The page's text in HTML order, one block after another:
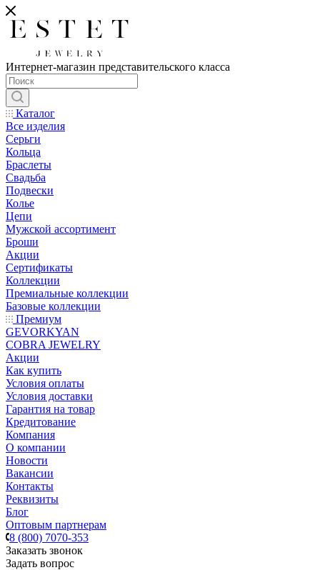
Интернет-магазин представительского класса
Каталог
Все изделия
Серьги
Кольца
Браслеты
Свадьба
Подвески
Колье
Цепи
Мужской ассортимент
Броши
Акции
Сертификаты
Коллекции
Премиальные коллекции
Базовые коллекции
Премиум
GEVORKYAN
COBRA JEWELRY
Акции
Как купить
Условия оплаты
Условия доставки
Гарантия на товар
Кредитование
Компания
О компании
Новости
Вакансии
Контакты
Реквизиты
Блог
Оптовым партнерам
8 (800) 7070-353
Заказать звонок
Задать вопрос